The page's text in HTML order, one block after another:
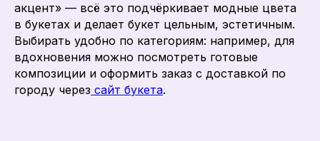
акцент» — всё это подчёркивает модные цвета
в букетах и делает букет цельным, эстетичным.
Выбирать удобно по категориям: например, для
вдохновения можно посмотреть готовые
композиции и оформить заказ с доставкой по
городу через сайт букета.